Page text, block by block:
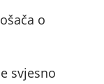
o
svjesno